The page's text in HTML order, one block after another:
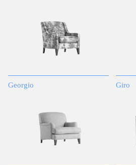
Georgio Giro